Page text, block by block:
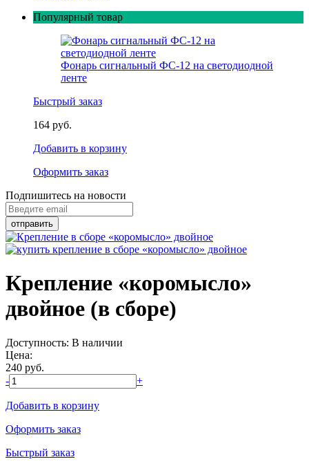
Популярный товар
Фонарь сигнальный ФС-12 на светодиодной
ленте
Быстрый заказ
164 руб.
Добавить в корзину
Оформить заказ
Подпишитесь на новости
Крепление «коромысло»
двойное (в сборе)
Доступность: В наличии
Цена:
240 руб.
-
+
Добавить в корзину
Оформить заказ
Быстрый заказ